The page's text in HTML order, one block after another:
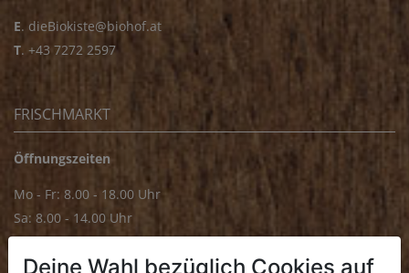
E. dieBiokiste@biohof.at
T. +43 7272 2597
FRISCHMARKT
Öffnungszeiten
Mo - Fr: 8.00 - 18.00 Uhr
Sa: 8.00 - 14.00 Uhr
Deine Wahl bezüglich Cookies auf